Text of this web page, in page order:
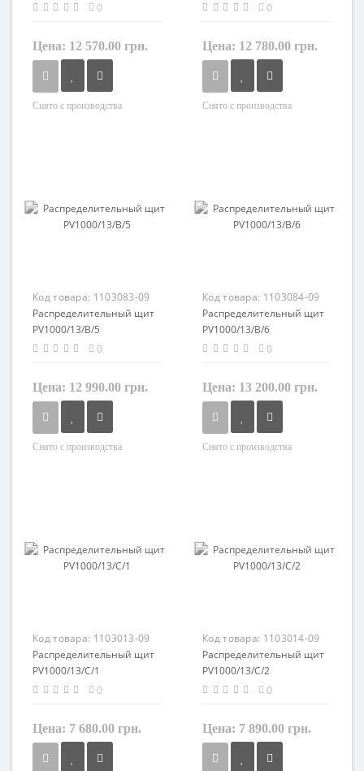
0
Цена: 12 570.00 грн.
Снято с производства
0
Цена: 12 780.00 грн.
Снято с производства
Код товара: 1103083-09
Распределительный щит
PV1000/13/B/5
0
Цена: 12 990.00 грн.
Снято с производства
Код товара: 1103084-09
Распределительный щит
PV1000/13/B/6
0
Цена: 13 200.00 грн.
Снято с производства
Код товара: 1103013-09
Распределительный щит
PV1000/13/C/1
0
Цена: 7 680.00 грн.
Код товара: 1103014-09
Распределительный щит
PV1000/13/C/2
0
Цена: 7 890.00 грн.